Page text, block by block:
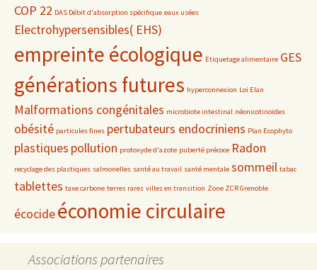
COP 22 DAS Débit d'absorption spécifique eaux usées
Electrohypersensibles( EHS)
empreinte écologique Etiquetage alimentaire GES
générations futures hyperconnexion Loi Elan
Malformations congénitales microbiote intestinal néonicotinoïdes
obésité particules fines pertubateurs endocriniens Plan Ecophyto
plastiques pollution protoxyde d'azote puberté précoce Radon
recyclage des plastiques salmonelles santé au travail santé mentale sommeil tabac
tablettes taxe carbone terres rares villes en transition Zone ZCR Grenoble
écocideéconomie circulaire
Associations partenaires